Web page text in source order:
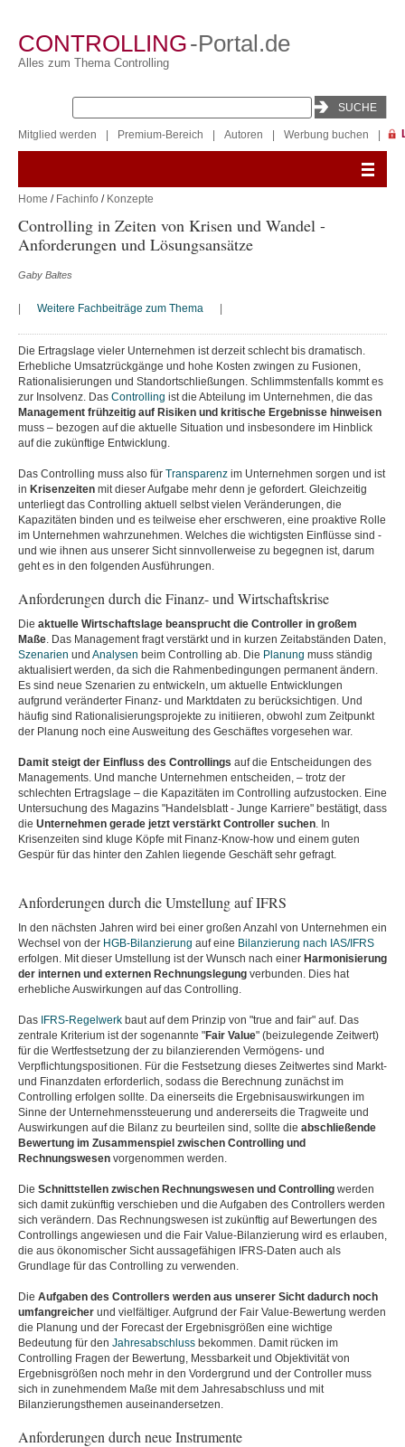
CONTROLLING-Portal.de
Alles zum Thema Controlling
Mitglied werden Premium-Bereich Autoren Werbung buchen
Home / Fachinfo / Konzepte
Controlling in Zeiten von Krisen und Wandel -
Anforderungen und Lösungsansätze
Gaby Baltes
Weitere Fachbeiträge zum Thema
Die Ertragslage vieler Unternehmen ist derzeit schlecht bis dramatisch.
Erhebliche Umsatzrückgänge und hohe Kosten zwingen zu Fusionen,
Rationalisierungen und Standortschließungen. Schlimmstenfalls kommt es
zur Insolvenz. Das Controlling ist die Abteilung im Unternehmen, die das
Management frühzeitig auf Risiken und kritische Ergebnisse hinweisen
muss – bezogen auf die aktuelle Situation und insbesondere im Hinblick
auf die zukünftige Entwicklung.
Das Controlling muss also für Transparenz im Unternehmen sorgen und ist
in Krisenzeiten mit dieser Aufgabe mehr denn je gefordert. Gleichzeitig
unterliegt das Controlling aktuell selbst vielen Veränderungen, die
Kapazitäten binden und es teilweise eher erschweren, eine proaktive Rolle
im Unternehmen wahrzunehmen. Welches die wichtigsten Einflüsse sind -
und wie ihnen aus unserer Sicht sinnvollerweise zu begegnen ist, darum
geht es in den folgenden Ausführungen.
Anforderungen durch die Finanz- und Wirtschaftskrise
Die aktuelle Wirtschaftslage beansprucht die Controller in großem
Maße. Das Management fragt verstärkt und in kurzen Zeitabständen Daten,
Szenarien und Analysen beim Controlling ab. Die Planung muss ständig
aktualisiert werden, da sich die Rahmenbedingungen permanent ändern.
Es sind neue Szenarien zu entwickeln, um aktuelle Entwicklungen
aufgrund veränderter Finanz- und Marktdaten zu berücksichtigen. Und
häufig sind Rationalisierungsprojekte zu initiieren, obwohl zum Zeitpunkt
der Planung noch eine Ausweitung des Geschäftes vorgesehen war.
Damit steigt der Einfluss des Controllings auf die Entscheidungen des
Managements. Und manche Unternehmen entscheiden, – trotz der
schlechten Ertragslage – die Kapazitäten im Controlling aufzustocken. Eine
Untersuchung des Magazins "Handelsblatt - Junge Karriere" bestätigt, dass
die Unternehmen gerade jetzt verstärkt Controller suchen. In
Krisenzeiten sind kluge Köpfe mit Finanz-Know-how und einem guten
Gespür für das hinter den Zahlen liegende Geschäft sehr gefragt.
Anforderungen durch die Umstellung auf IFRS
In den nächsten Jahren wird bei einer großen Anzahl von Unternehmen ein
Wechsel von der HGB-Bilanzierung auf eine Bilanzierung nach IAS/IFRS
erfolgen. Mit dieser Umstellung ist der Wunsch nach einer Harmonisierung
der internen und externen Rechnungslegung verbunden. Dies hat
erhebliche Auswirkungen auf das Controlling.
Das IFRS-Regelwerk baut auf dem Prinzip von "true and fair" auf. Das
zentrale Kriterium ist der sogenannte "Fair Value" (beizulegende Zeitwert)
für die Wertfestsetzung der zu bilanzierenden Vermögens- und
Verpflichtungspositionen. Für die Festsetzung dieses Zeitwertes sind Markt-
und Finanzdaten erforderlich, sodass die Berechnung zunächst im
Controlling erfolgen sollte. Da einerseits die Ergebnisauswirkungen im
Sinne der Unternehmenssteuerung und andererseits die Tragweite und
Auswirkungen auf die Bilanz zu beurteilen sind, sollte die abschließende
Bewertung im Zusammenspiel zwischen Controlling und
Rechnungswesen vorgenommen werden.
Die Schnittstellen zwischen Rechnungswesen und Controlling werden
sich damit zukünftig verschieben und die Aufgaben des Controllers werden
sich verändern. Das Rechnungswesen ist zukünftig auf Bewertungen des
Controllings angewiesen und die Fair Value-Bilanzierung wird es erlauben,
die aus ökonomischer Sicht aussagefähigen IFRS-Daten auch als
Grundlage für das Controlling zu verwenden.
Die Aufgaben des Controllers werden aus unserer Sicht dadurch noch
umfangreicher und vielfältiger. Aufgrund der Fair Value-Bewertung werden
die Planung und der Forecast der Ergebnisgrößen eine wichtige
Bedeutung für den Jahresabschluss bekommen. Damit rücken im
Controlling Fragen der Bewertung, Messbarkeit und Objektivität von
Ergebnisgrößen noch mehr in den Vordergrund und der Controller muss
sich in zunehmendem Maße mit dem Jahresabschluss und mit
Bilanzierungsthemen auseinandersetzen.
Anforderungen durch neue Instrumente